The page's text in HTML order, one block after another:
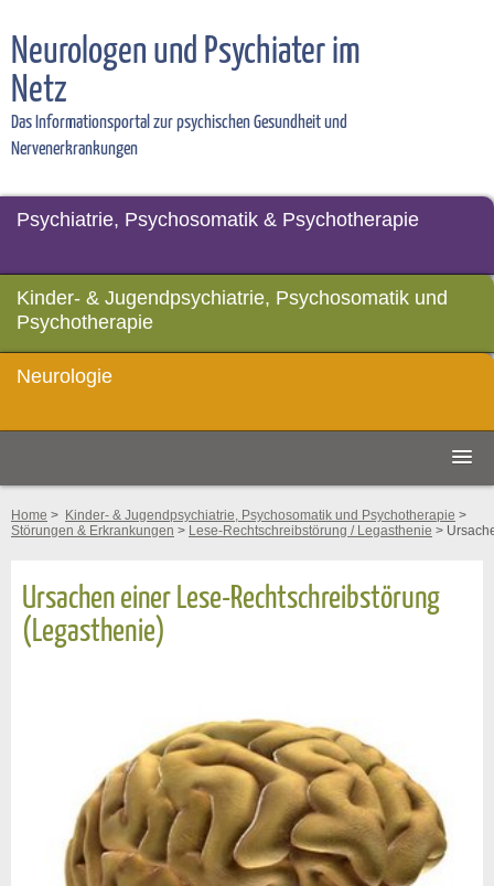
Neurologen und Psychiater im
Netz
Das Informationsportal zur psychischen Gesundheit und
Nervenerkrankungen
Psychiatrie, Psychosomatik & Psychotherapie
Kinder- & Jugendpsychiatrie, Psychosomatik und
Psychotherapie
Neurologie
Home > Kinder- & Jugendpsychiatrie, Psychosomatik und Psychotherapie >
Störungen & Erkrankungen > Lese-Rechtschreibstörung / Legasthenie >
Ursachen einer Lese-Rechtschreibstörung
(Legasthenie)